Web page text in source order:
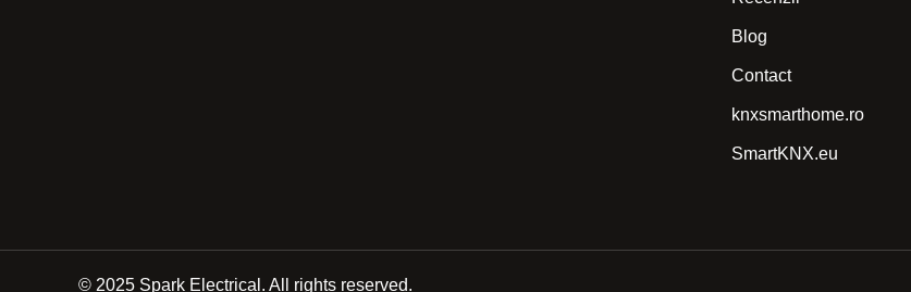
Blog
Contact
knxsmarthome.ro
SmartKNX.eu
© 2025 Spark Electrical. All rights reserved.